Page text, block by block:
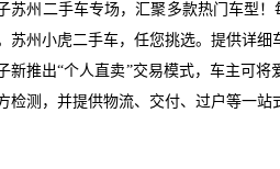
苏州二手车专场，汇聚多款热门车型
苏州小虎二手车，任您挑选。提供详细
新推出“个人直卖”交易模式，车主可
检测，并提供物流、交付、过户等一站